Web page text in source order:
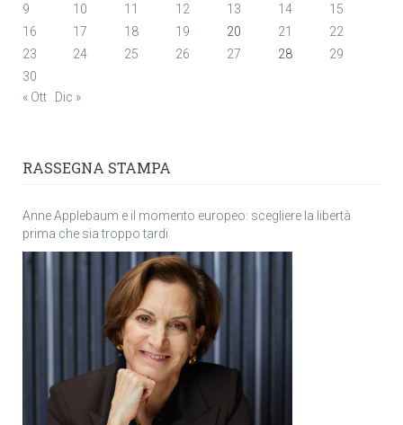
9
10 11 12 13 14
15
16
17 18 19 20 21
22
23
24 25 26 27 28
29
30
« Ott
Dic »
RASSEGNA STAMPA
Anne Applebaum e il momento europeo: scegliere la libertà
prima che sia troppo tardi